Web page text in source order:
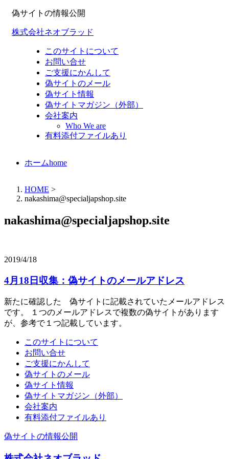
偽サイトの情報公開
株式会社ネオブラッド
このサイトについて
お問い合せ
ご支援にかんして
偽サイトのメール
偽サイト情報
偽サイトマガジン（外部）
会社案内
Who We are
有料添付ファイルあり
ホームhome
HOME >
nakashima@specialjapshop.site
nakashima@specialjapshop.site
2019/4/18
4月18日収集：偽サイトのメールアドレス
新たに確認した 偽サイトに記載されていたメールアドレス
です。 １つのメールアドレスで複数の偽サイトがあります
が、参考で１つ記載しています。
このサイトについて
お問い合せ
ご支援にかんして
偽サイトのメール
偽サイト情報
偽サイトマガジン（外部）
会社案内
有料添付ファイルあり
偽サイトの情報公開